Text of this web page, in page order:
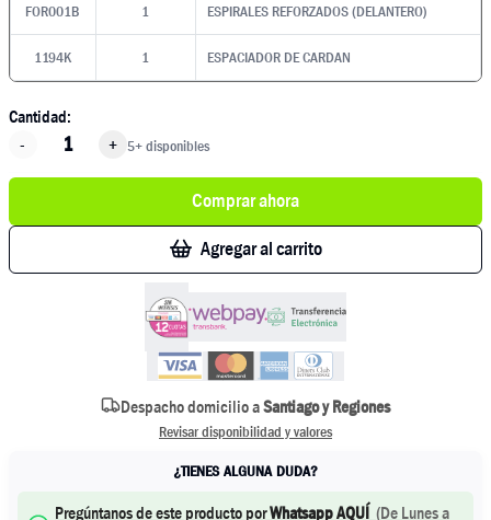
FOR001B 1 ESPIRALES REFORZADOS (DELANTERO)
1194K 1 ESPACIADOR DE CARDAN
Cantidad:
-
+ 5+ disponibles
Comprar ahora
Agregar al carrito
Despacho domicilio aSantiago y Regiones
Revisar disponibilidad y valores
¿TIENES ALGUNA DUDA?
Pregúntanos de este producto porWhatsapp AQUÍ (De Lunes a